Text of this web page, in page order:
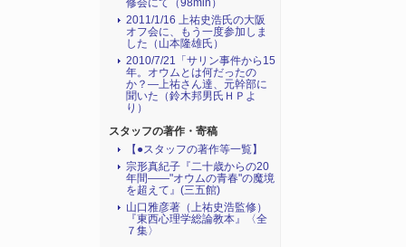
修会にて（98min）
2011/1/16 上祐史浩氏の大阪
オフ会に、もう一度参加しま
した（山本隆雄氏）
2010/7/21「サリン事件から15
年。オウムとは何だったの
か？―上祐さん達、元幹部に
聞いた（鈴木邦男氏ＨＰよ
り）
スタッフの著作・寄稿
【●スタッフの著作等一覧】
宗形真紀子『二十歳からの20
年間――"オウムの青春"の魔境
を超えて』(三五館)
山口雅彦著（上祐史浩監修）
『東西心理学総論教本』〈全
７集〉